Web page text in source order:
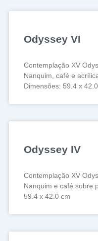
Odyssey VI
Contemplação XV
Nanquim, café e
Dimensões: 59.4 x
Odyssey IV
Contemplação XV
Nanquim e café sobre
59.4 x 42.0 cm